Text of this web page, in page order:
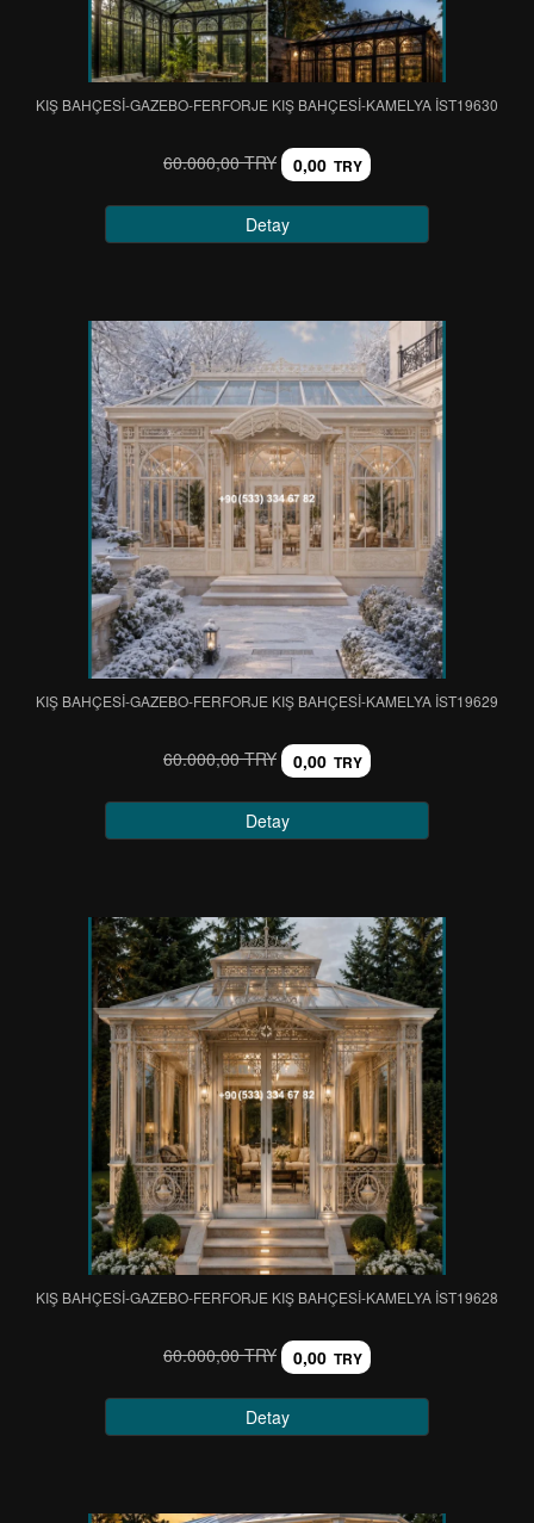
KIŞ BAHÇESİ-GAZEBO-FERFORJE KIŞ BAHÇESİ-KAMELYA IST19630
60.000,00 TRY 0,00 TRY
Detay
KIŞ BAHÇESİ-GAZEBO-FERFORJE KIŞ BAHÇESİ-KAMELYA IST19629
60.000,00 TRY 0,00 TRY
Detay
KIŞ BAHÇESİ-GAZEBO-FERFORJE KIŞ BAHÇESİ-KAMELYA IST19628
60.000,00 TRY 0,00 TRY
Detay